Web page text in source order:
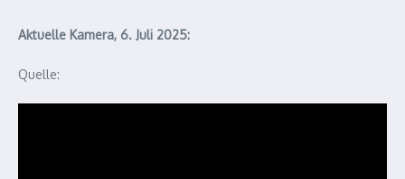
Aktuelle Kamera, 6. Juli 2025:
Quelle: